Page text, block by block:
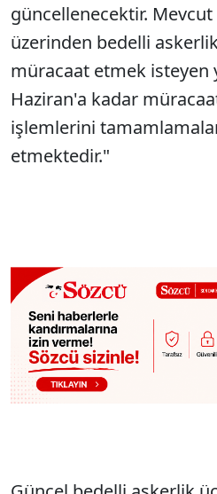
güncellenecektir. Mevcut
üzerinden bedelli
müracaat etmek isteyen
Haziran'a kadar
işlemlerini
etmektedir."